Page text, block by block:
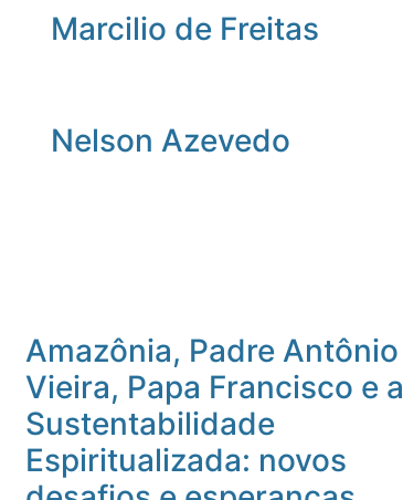
Marcilio de Freitas
Nelson Azevedo
Amazônia, Padre Antônio
Vieira, Papa Francisco e a
Sustentabilidade
Espiritualizada: novos